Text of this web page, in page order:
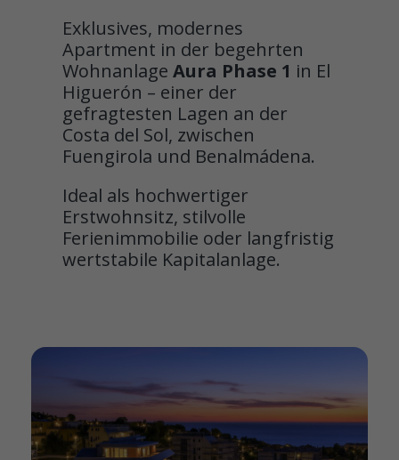
Exklusives, modernes
Apartment in der begehrten
Wohnanlage Aura Phase 1 in El
Higuerón – einer der
gefragtesten Lagen an der
Costa del Sol, zwischen
Fuengirola und Benalmádena.
Ideal als hochwertiger
Erstwohnsitz, stilvolle
Ferienimmobilie oder langfristig
wertstabile Kapitalanlage.